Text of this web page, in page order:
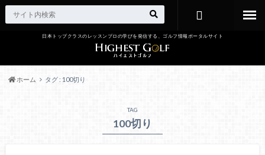
日本トップクラスのレッスンプロの学びを発信する、ゴルフ情報ポータルサイト
ホーム タグ : 100切り
TAG
100切り